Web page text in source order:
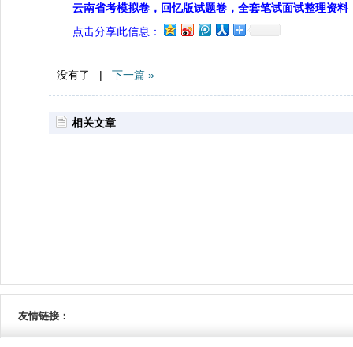
云南省考模拟卷，回忆版试题卷，全套笔试面试整理资料
点击分享此信息：
没有了 | 下一篇 »
相关文章
友情链接：